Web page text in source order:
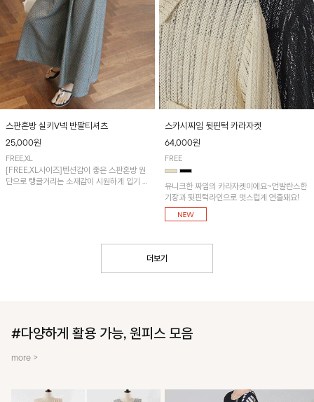
스판혼방 실키V넥 반팔티셔츠
25,000원
FREE,XL
[FREE,XL사이즈]텐션감이 좋은 스판혼방 원
단으로 탱글거리는 소재감이 시원하게 입기 좋
스카시짜임 뒷핀턱 카라자켓
64,000원
FREE
유니크한 짜임의 카라자켓이에요~언발란스한
기장과 뒷핀턱라인으로 멋스럽게 연출돼요!
더보기
#다양하게 활용 가능, 원피스 모음
more >